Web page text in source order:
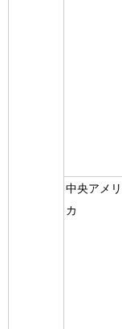
中央アメリ
カ